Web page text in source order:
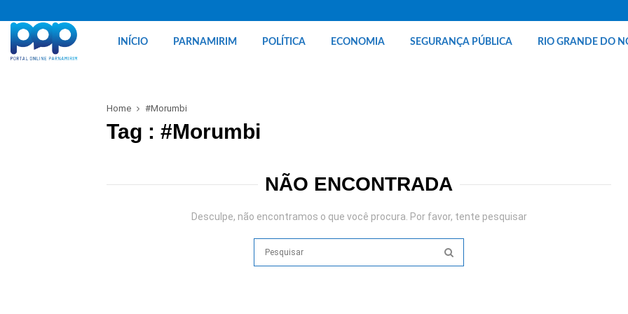
INÍCIO PARNAMIRIM POLÍTICA ECONOMIA SEGURANÇA PÚBLICA RIO GRANDE DO
Home #Morumbi
Tag : #Morumbi
NÃO ENCONTRADA
Desculpe, não encontramos o que você procura. Por favor, tente pesquisar